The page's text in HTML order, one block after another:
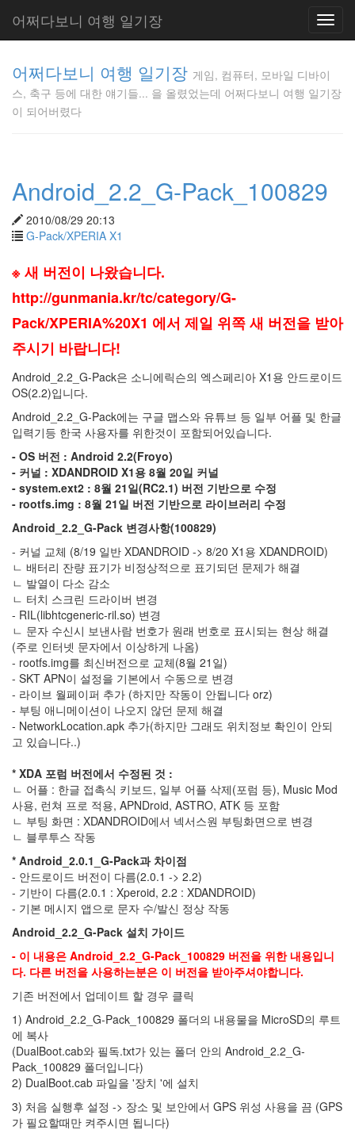
어쩌다보니 여행 일기장
어쩌다보니 여행 일기장 게임, 컴퓨터, 모바일 디바이
스, 축구 등에 대한 얘기들... 을 올렸었는데 어쩌다보니 여행 일기장
이 되어버렸다
Android_2.2_G-Pack_100829
2010/08/29 20:13
G-Pack/XPERIA X1
※ 새 버전이 나왔습니다.
http://gunmania.kr/tc/category/G-
Pack/XPERIA%20X1 에서 제일 위쪽 새 버전을 받아
주시기 바랍니다!
Android_2.2_G-Pack은 소니에릭슨의 엑스페리아 X1용 안드로이드
OS(2.2)입니다.
Android_2.2_G-Pack에는 구글 맵스와 유튜브 등 일부 어플 및 한글
입력기등 한국 사용자를 위한것이 포함되어있습니다.
- OS 버전 : Android 2.2(Froyo)
- 커널 : XDANDROID X1용 8월 20일 커널
- system.ext2 : 8월 21일(RC2.1) 버전 기반으로 수정
- rootfs.img : 8월 21일 버전 기반으로 라이브러리 수정
Android_2.2_G-Pack 변경사항(100829)
- 커널 교체 (8/19 일반 XDANDROID -> 8/20 X1용 XDANDROID)
ㄴ 배터리 잔량 표기가 비정상적으로 표기되던 문제가 해결
ㄴ 발열이 다소 감소
ㄴ 터치 스크린 드라이버 변경
- RIL(libhtcgeneric-ril.so) 변경
ㄴ 문자 수신시 보낸사람 번호가 원래 번호로 표시되는 현상 해결
(주로 인터넷 문자에서 이상하게 나옴)
- rootfs.img를 최신버전으로 교체(8월 21일)
- SKT APN이 설정을 기본에서 수동으로 변경
- 라이브 월페이퍼 추가 (하지만 작동이 안됩니다 orz)
- 부팅 애니메이션이 나오지 않던 문제 해결
- NetworkLocation.apk 추가(하지만 그래도 위치정보 확인이 안되
고 있습니다..)
* XDA 포럼 버전에서 수정된 것 :
ㄴ 어플 : 한글 접촉식 키보드, 일부 어플 삭제(포럼 등), Music Mod
사용, 런쳐 프로 적용, APNDroid, ASTRO, ATK 등 포함
ㄴ 부팅 화면 : XDANDROID에서 넥서스원 부팅화면으로 변경
ㄴ 블루투스 작동
* Android_2.0.1_G-Pack과 차이점
- 안드로이드 버전이 다름(2.0.1 -> 2.2)
- 기반이 다름(2.0.1 : Xperoid, 2.2 : XDANDROID)
- 기본 메시지 앱으로 문자 수/발신 정상 작동
Android_2.2_G-Pack 설치 가이드
- 이 내용은 Android_2.2_G-Pack_100829 버전을 위한 내용입니
다. 다른 버전을 사용하는분은 이 버전을 받아주셔야합니다.
기존 버전에서 업데이트 할 경우 클릭
1) Android_2.2_G-Pack_100829 폴더의 내용물을 MicroSD의 루트
에 복사
(DualBoot.cab와 필독.txt가 있는 폴더 안의 Android_2.2_G-
Pack_100829 폴더입니다)
2) DualBoot.cab 파일을 '장치 '에 설치
3) 처음 실행후 설정 -> 장소 및 보안에서 GPS 위성 사용을 끔 (GPS
가 필요할때만 켜주시면 됩니다)
터, 모바일
디바이스,
축구 등에
대한 얘기
니 여행 일
기장이 되
어버렸다
Gunmania
Tag
Cloud
휴
대
게
임
카
기
교
체
GPH
정
X200
SMS
패치
라
다
이
어
중
오
화
스
터
터
PGM2010
액
정
파
손
저
권
법
이
적
시
장